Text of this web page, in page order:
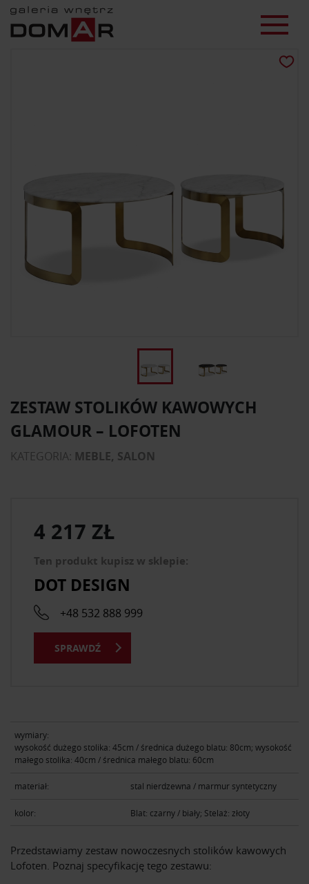
ZESTAW STOLIKÓW KAWOWYCH
GLAMOUR – LOFOTEN
KATEGORIA: MEBLE, SALON
wymiary:
wysokość dużego stolika: 45cm / średnica dużego blatu: 80cm; wysokość
małego stolika: 40cm / średnica małego blatu: 60cm
materiał: stal nierdzewna / marmur syntetyczny
kolor: Blat: czarny / biały; Stelaż: złoty
Przedstawiamy zestaw nowoczesnych stolików kawowych
Lofoten. Poznaj specyfikację tego zestawu:
4 217 ZŁ
Ten produkt kupisz w sklepie:
DOT DESIGN
+48 532 888 999
SPRAWDŹ